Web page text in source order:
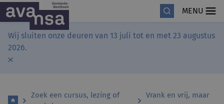
MENU
Wij sluiten onze deuren van 13 juli tot en met 23 augustus
2026.
Zoek een cursus, lezing of
Vrank en vrij, maar